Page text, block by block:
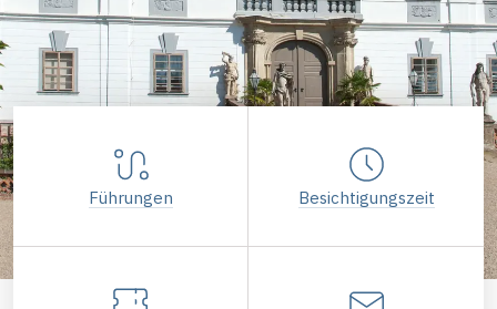
Führungen Besichtigungszeit